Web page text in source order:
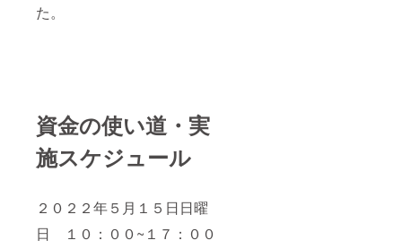
た。
資金の使い道・実
施スケジュール
２０２２年５月１５日日曜
日 １０：００~１７：００